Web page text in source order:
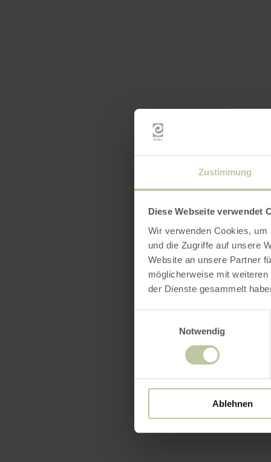
Zustimmung
Diese Webseite verwendet
Wir verwenden Cookies,
und die Zugriffe auf unsere
Website an unsere Partner
möglicherweise mit
der Dienste gesammelt
Notwendig
Ablehnen